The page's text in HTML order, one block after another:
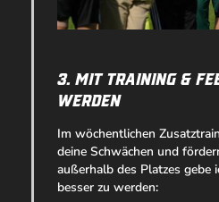
3. Mit Training &
werden
Im wöchentlichen
deine Schwächen und
außerhalb des Platzes
besser zu werden: